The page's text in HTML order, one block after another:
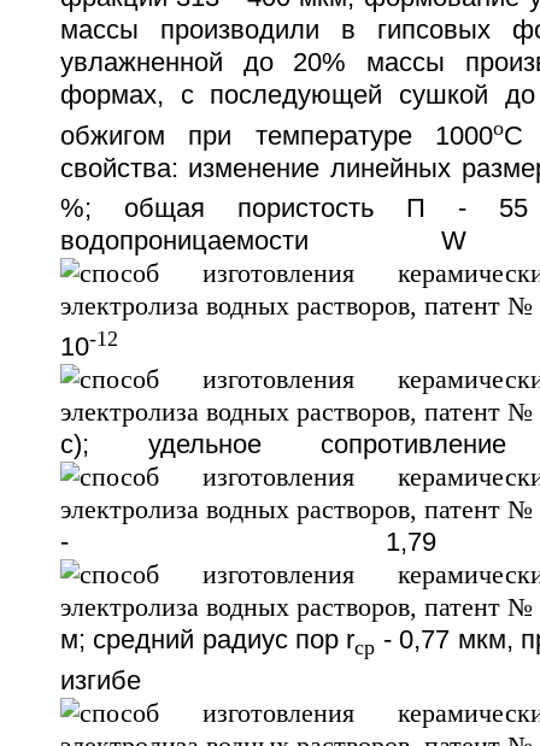
массы производили в гипсовых
увлажненной до 20% массы
формах, с последующей сушкой
обжигом при температуре 1000oС
свойства: изменение линейных
%; общая пористость П - 55
10-12
с); удельное
- 1,79
м; средний радиус пор rср - 0,77 мкм,
изгибе